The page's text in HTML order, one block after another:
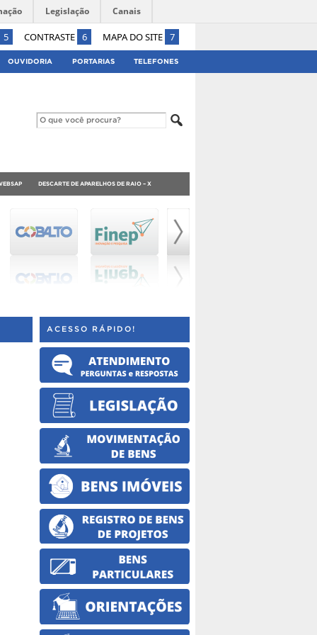
5 CONTRASTE 6 MAPA DO SITE 7
Legislação Canais
OUVIDORIA PORTARIAS TELEFONES
DESCARTE DE APARELHOS DE RAIO – X
ACESSO RÁPIDO!